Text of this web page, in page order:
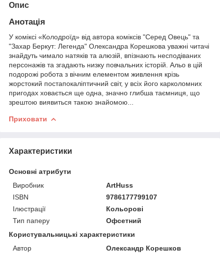
Опис
Анотація
У коміксі «Колодроїд» від автора коміксів "Серед Овець" та
"Захар Беркут: Легенда" Олександра Корешкова уважні читачі
знайдуть чимало натяків та алюзій, впізнають несподіваних
персонажів та згадають низку повчальних історій. Альо в цій
подорожі робота з вічним елементом живлення крізь
жорстокий постапокаліптичний світ, у всіх його карколомних
пригодах ховається ще одна, значно глибша таємниця, що
зрештою виявиться такою знайомою...
Приховати
Характеристики
Основні атрибути
Виробник
ArtHuss
ISBN
9786177799107
Ілюстрації
Кольорові
Тип паперу
Офсетний
Користувальницькі характеристики
Автор
Олександр Корешков